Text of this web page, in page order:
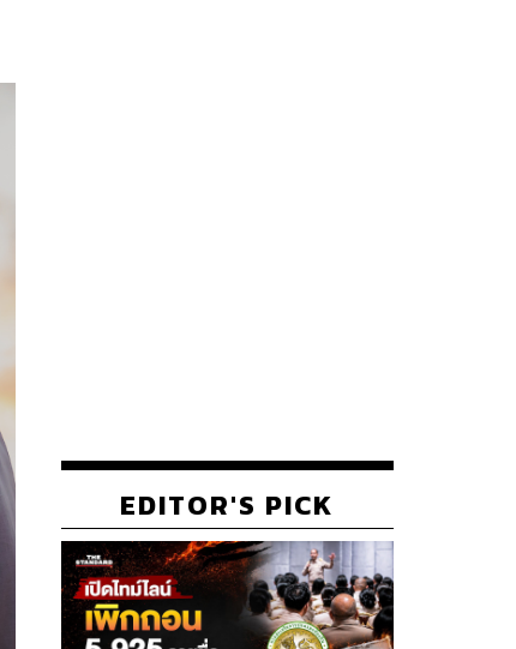
EDITOR'S PICK